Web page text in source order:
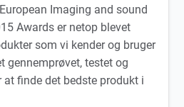
Imaging and sound
Awards er netop blevet
som vi kender og bruger
gennemprøvet, testet og
finde det bedste produkt i